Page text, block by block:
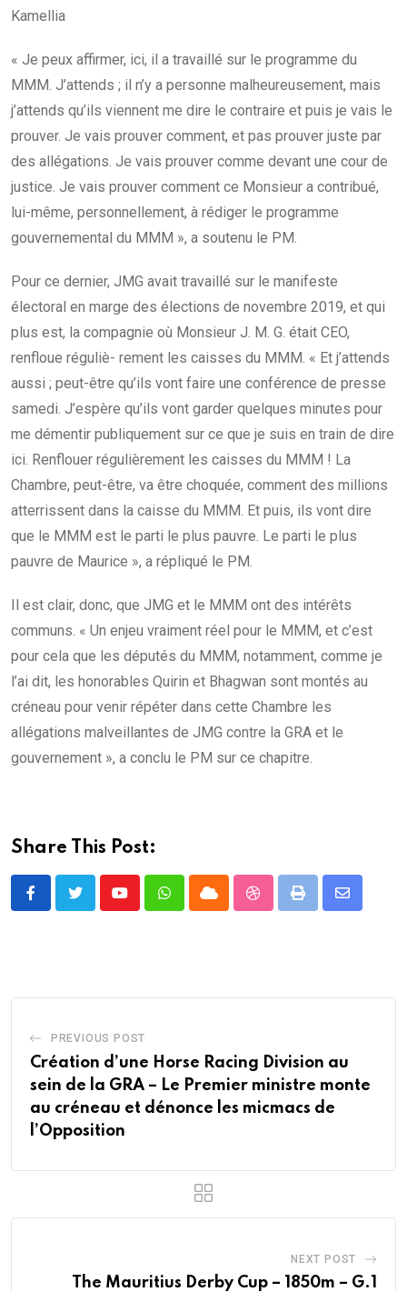
Kamellia
« Je peux affirmer, ici, il a travaillé sur le programme du
MMM. J’attends ; il n’y a personne malheureusement, mais
j’attends qu’ils viennent me dire le contraire et puis je vais le
prouver. Je vais prouver comment, et pas prouver juste par
des allégations. Je vais prouver comme devant une cour de
justice. Je vais prouver comment ce Monsieur a contribué,
lui-même, personnellement, à rédiger le programme
gouvernemental du MMM », a soutenu le PM.
Pour ce dernier, JMG avait travaillé sur le manifeste
électoral en marge des élections de novembre 2019, et qui
plus est, la compagnie où Monsieur J. M. G. était CEO,
renfloue réguliè- rement les caisses du MMM. « Et j’attends
aussi ; peut-être qu’ils vont faire une conférence de presse
samedi. J’espère qu’ils vont garder quelques minutes pour
me démentir publiquement sur ce que je suis en train de dire
ici. Renflouer régulièrement les caisses du MMM ! La
Chambre, peut-être, va être choquée, comment des millions
atterrissent dans la caisse du MMM. Et puis, ils vont dire
que le MMM est le parti le plus pauvre. Le parti le plus
pauvre de Maurice », a répliqué le PM.
Il est clair, donc, que JMG et le MMM ont des intérêts
communs. « Un enjeu vraiment réel pour le MMM, et c’est
pour cela que les députés du MMM, notamment, comme je
l’ai dit, les honorables Quirin et Bhagwan sont montés au
créneau pour venir répéter dans cette Chambre les
allégations malveillantes de JMG contre la GRA et le
gouvernement », a conclu le PM sur ce chapitre.
Share This Post:
YoutubeWhatsappCloud StumbleUpon
Print
Share
PREVIOUS POST
Création d’une Horse Racing Division au
sein de la GRA – Le Premier ministre monte
au créneau et dénonce les micmacs de
l’Opposition
NEXT POST
The Mauritius Derby Cup – 1850m – G.1